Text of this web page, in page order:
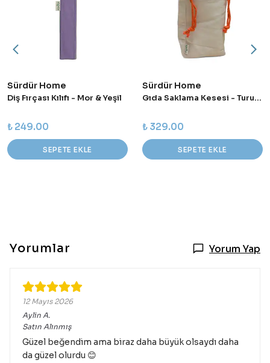
Sürdür Home
Diş Fırçası Kılıfı - Mor & Yeşil
₺ 249.00
SEPETE EKLE
Sürdür Home
Gıda Saklama Kesesi - Turuncu
₺ 329.00
SEPETE EKLE
Yorumlar Yorum Yap
12 Mayıs 2026
Aylin A.
Satın Alınmış
Güzel beğendim ama biraz daha büyük olsaydı daha
da güzel olurdu 😊